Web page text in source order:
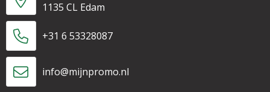
1135 CL Edam
+31 6 53328087
info@mijnpromo.nl